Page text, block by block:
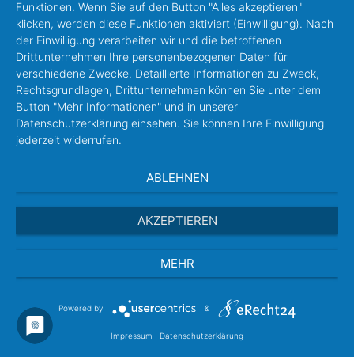
Funktionen. Wenn Sie auf den Button "Alles akzeptieren"
klicken, werden diese Funktionen aktiviert (Einwilligung). Nach
der Einwilligung verarbeiten wir und die betroffenen
Drittunternehmen Ihre personenbezogenen Daten für
verschiedene Zwecke. Detaillierte Informationen zu Zweck,
Rechtsgrundlagen, Drittunternehmen können Sie unter dem
Button "Mehr Informationen" und in unserer
Datenschutzerklärung einsehen. Sie können Ihre Einwilligung
jederzeit widerrufen.
ABLEHNEN
AKZEPTIEREN
MEHR
Powered by &
Impressum Datenschutzerklärung